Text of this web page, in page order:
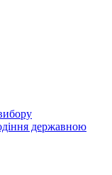
державною